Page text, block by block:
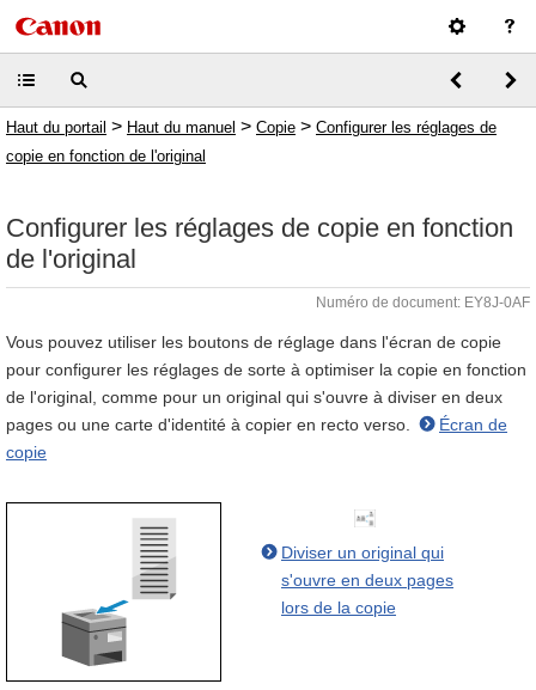
Haut du portail > Haut du manuel > Copie > Configurer les réglages de
copie en fonction de l'original
Configurer les réglages de copie en fonction
de l'original
Numéro de document: EY8J-0AF
Vous pouvez utiliser les boutons de réglage dans l'écran de copie
pour configurer les réglages de sorte à optimiser la copie en fonction
de l'original, comme pour un original qui s'ouvre à diviser en deux
pages ou une carte d'identité à copier en recto verso.
Écran de
copie
Diviser un original qui
s'ouvre en deux pages
lors de la copie